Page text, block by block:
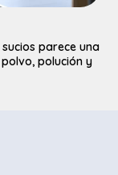
parece una
polución y